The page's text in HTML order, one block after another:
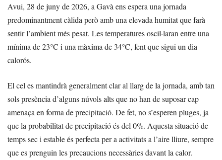
Avui, 28 de juny de 2026, a Gavà ens espera una jornada
predominantment càlida però amb una elevada humitat que farà
sentir l’ambient més pesat. Les temperatures oscil·laran entre una
mínima de 23°C i una màxima de 34°C, fent que sigui un dia
calorós.
El cel es mantindrà generalment clar al llarg de la jornada, amb tan
sols presència d’alguns núvols alts que no han de suposar cap
amenaça en forma de precipitació. De fet, no s’esperen pluges, ja
que la probabilitat de precipitació és del 0%. Aquesta situació de
temps sec i estable és perfecta per a activitats a l’aire lliure, sempre
que es prenguin les precaucions necessàries davant la calor.